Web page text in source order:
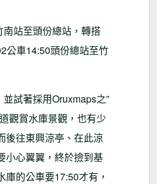
站至頭份總站，轉搭
公車14:50頭份總站至竹
試著採用Oruxmaps之”
觀賞水庫景觀，也有少
後往東興涼亭、在此涼
小心翼翼，終於撿到基
的公車要17:50才有，